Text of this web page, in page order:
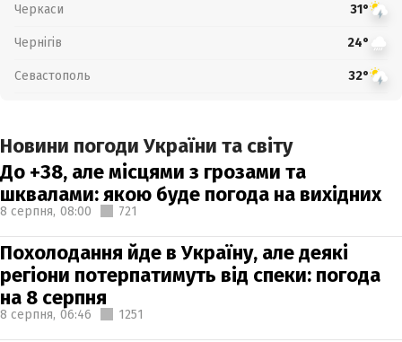
Черкаси 31°
Чернігів 24°
Севастополь 32°
Новини погоди України та світу
До +38, але місцями з грозами та
шквалами: якою буде погода на вихідних
8 серпня, 08:00 721
Похолодання йде в Україну, але деякі
регіони потерпатимуть від спеки: погода
на 8 серпня
8 серпня, 06:46 1251